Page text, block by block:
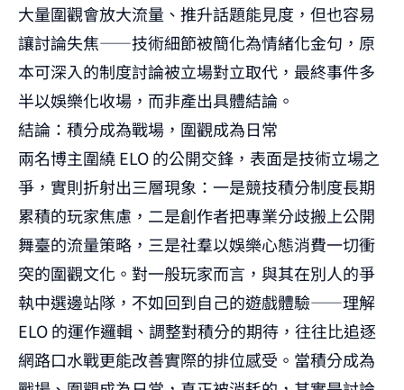
大量圍觀會放大流量、推升話題能見度，但也容易
讓討論失焦——技術細節被簡化為情緒化金句，原
本可深入的制度討論被立場對立取代，最終事件多
半以娛樂化收場，而非產出具體結論。
結論：積分成為戰場，圍觀成為日常
兩名博主圍繞 ELO 的公開交鋒，表面是技術立場之
爭，實則折射出三層現象：一是競技積分制度長期
累積的玩家焦慮，二是創作者把專業分歧搬上公開
舞臺的流量策略，三是社羣以娛樂心態消費一切衝
突的圍觀文化。對一般玩家而言，與其在別人的爭
執中選邊站隊，不如回到自己的遊戲體驗——理解
ELO 的運作邏輯、調整對積分的期待，往往比追逐
網路口水戰更能改善實際的排位感受。當積分成為